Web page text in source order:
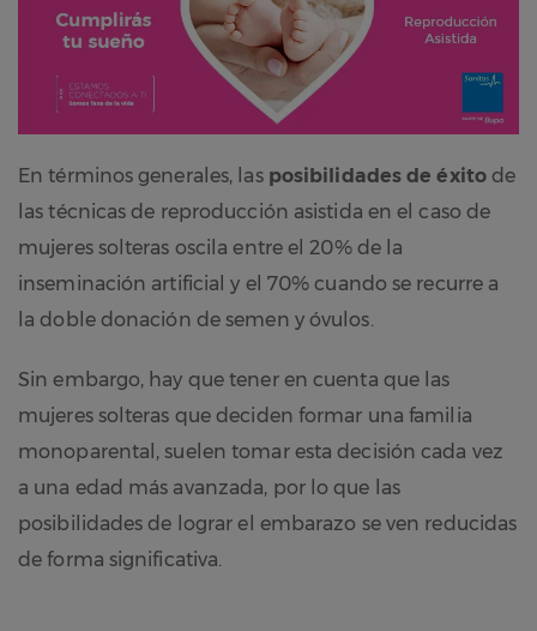
En términos generales, las posibilidades de éxitode
las técnicas de reproducción asistida en el caso de
mujeres solteras oscila entre el 20% de la
inseminación artificial y el 70% cuando se recurre a
la doble donación de semen y óvulos.
Sin embargo, hay que tener en cuenta que las
mujeres solteras que deciden formar una familia
monoparental, suelen tomar esta decisión cada vez
a una edad más avanzada, por lo que las
posibilidades de lograr el embarazo se ven reducidas
de forma significativa.